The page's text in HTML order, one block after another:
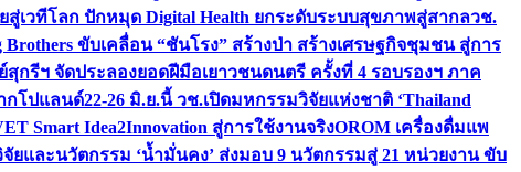
เวทีโลก ปักหมุด Digital Health ยกระดับระบบสุขภาพสู่สากลวช.
ขับเคลื่อน “ชันโรง” สร้างป่า สร้างเศรษฐกิจชุมชน สู่การ
กรีฯ จัดประลองยอดฝีมือเยาวชนดนตรี ครั้งที่ 4 รอบรองฯ ภาค
กโปแลนด์22-26 มิ.ย.นี้ วช.เปิดมหกรรมวิจัยแห่งชาติ ‘Thailand
Smart Idea2Innovation สู่การใช้งานจริงOROM เครื่องดื่มแพ
ยและนวัตกรรม ‘น้ำมั่นคง’ ส่งมอบ 9 นวัตกรรมสู่ 21 หน่วยงาน ขับ